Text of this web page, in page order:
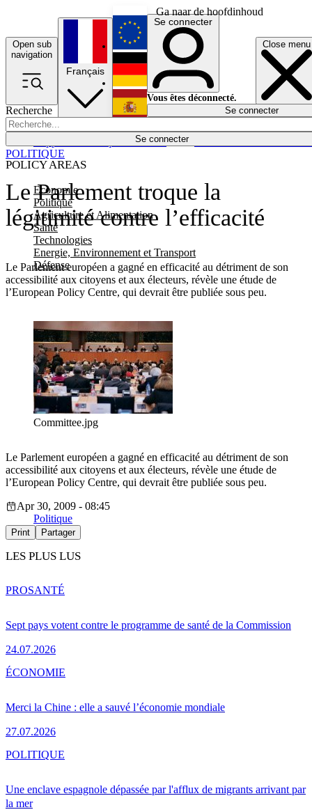
Ga naar de hoofdinhoud
Open sub
navigation
Close menu
Recherche
Se connecter
POLICY AREAS
Economie
Politique
Agriculture et Alimentation
Santé
Technologies
Energie, Environnement et Transport
Défense
Économie
Français
English
Deutsch
Español
Se connecter
Vous êtes déconnecté.
Se connecter
Le Parlement troque la
légitimité contre l’efficacité
Le Parlement européen a gagné en efficacité au détriment de son
accessibilité aux citoyens et aux électeurs, révèle une étude de
l’European Policy Centre, qui devrait être publiée sous peu.
POLITIQUE
Committee.jpg
Le Parlement européen a gagné en efficacité au détriment de son
accessibilité aux citoyens et aux électeurs, révèle une étude de
l’European Policy Centre, qui devrait être publiée sous peu.
Apr 30, 2009 - 08:45
Politique
Print Partager
LES PLUS LUS
Sept pays votent contre le programme de santé de la Commission
24.07.2026
PROSANTÉ
Merci la Chine : elle a sauvé l’économie mondiale
27.07.2026
ÉCONOMIE
Une enclave espagnole dépassée par l'afflux de migrants arrivant par
la mer
POLITIQUE